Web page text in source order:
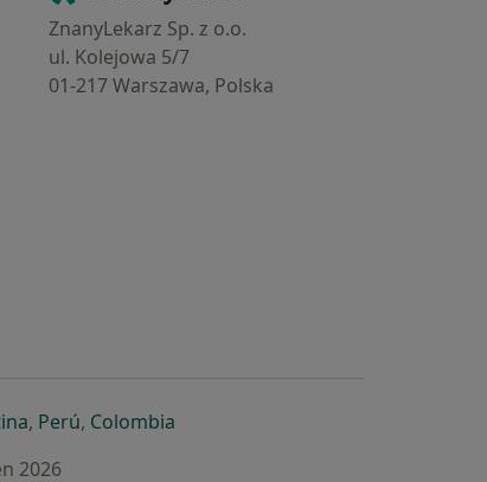
ZnanyLekarz Sp. z o.o.
ul. Kolejowa 5/7
01-217 Warszawa, Polska
záložce
v nové záložce
se otevře v nové záložce
, Perúse otevře v nové záložce
, Colombiase otevře v nové záložce
2026